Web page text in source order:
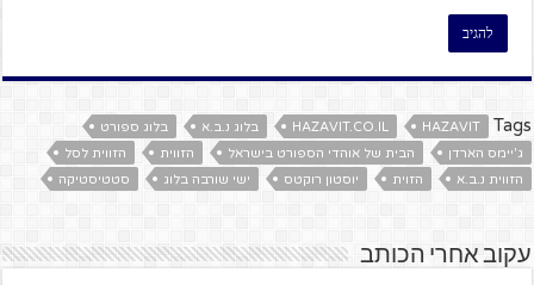
Tags
HAZAVIT
HAZAVIT.CO.IL בלוג נ.ב.א
בלוג ספורט
ג'יימס הארדן
הבית של אוהדי הספורט בישראל הזווית
הזווית לסל
הזווית נ.ב.א
הזוית יוסטון רוקטס ישי שורבה בלוג סטטיסטיקה
עקוב אחרי הכותב